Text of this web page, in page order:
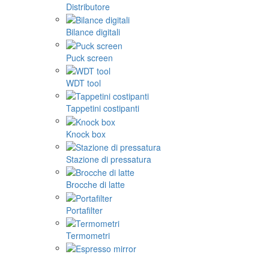
Distributore
Bilance digitali
Puck screen
WDT tool
Tappetini costipanti
Knock box
Stazione di pressatura
Brocche di latte
Portafilter
Termometri